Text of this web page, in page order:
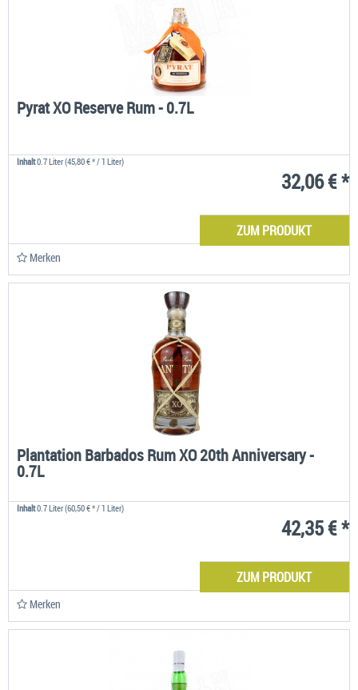
Pyrat XO Reserve Rum - 0.7L
Inhalt0.7 Liter(45,80 € * / 1 Liter)
32,06 € *
ZUM PRODUKT
Merken
Plantation Barbados Rum XO 20th Anniversary -
0.7L
Inhalt0.7 Liter(60,50 € * / 1 Liter)
42,35 € *
ZUM PRODUKT
Merken